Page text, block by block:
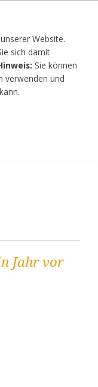
Website.
sich damit
Sie können
verwenden und
Jahr vor